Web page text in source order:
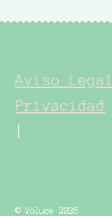
Aviso Legal
Privacidad
© Voluce 2026